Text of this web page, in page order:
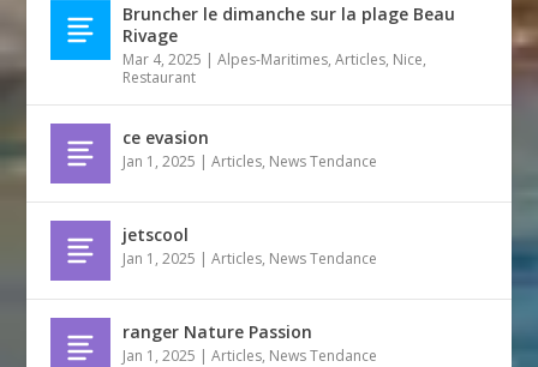
Bruncher le dimanche sur la plage Beau
Rivage
Mar 4, 2025 |Alpes-Maritimes,Articles, Nice,
Restaurant
ce evasion
Jan 1, 2025 |Articles, News Tendance
jetscool
Jan 1, 2025 |Articles, News Tendance
ranger Nature Passion
Jan 1, 2025 |Articles, News Tendance